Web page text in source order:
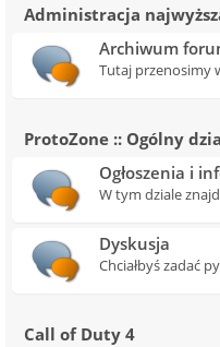
Administracja
Archiwum
Tutaj przenosimy
ProtoZone :: Ogólny
Ogłoszenia i
W tym dziale
Dyskusja
Chciałbyś zadać
Call of Duty 4